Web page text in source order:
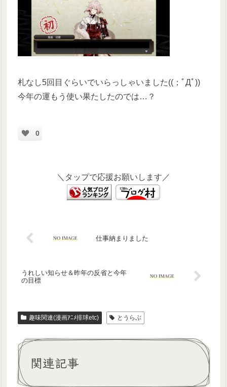
札なし5回目ぐらいでいらっしゃいました((；ﾟДﾟ))
今年の運もう使い果たしたのでは…？
0
＼タップで応援お願いします／
仕事納まりました
うれしい知らせ＆昨年の反省と今年
の目標
趣味関連(漫画ｱﾆﾒ排球etc) とうらぶ
関連記事